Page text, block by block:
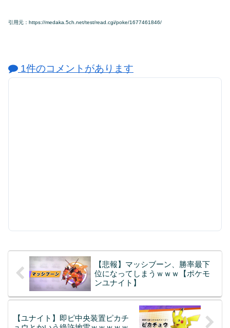
引用元：https://medaka.5ch.net/test/read.cgi/poke/1677461846/
1件のコメントがあります
【悲報】マッシブーン、勝率最下
位になってしまうｗｗｗ【ポケモ
ンユナイト】
【ユナイト】即ピ中央装置ピカチ